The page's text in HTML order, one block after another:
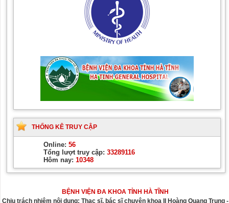
THỐNG KÊ TRUY CẬP
Online: 56
Tổng lượt truy cập: 33289116
Hôm nay: 10348
BỆNH VIỆN ĐA KHOA TỈNH HÀ TĨNH
Chịu trách nhiệm nội dung: Thạc sĩ, bác sĩ chuyên khoa II Hoàng Quang Trung -